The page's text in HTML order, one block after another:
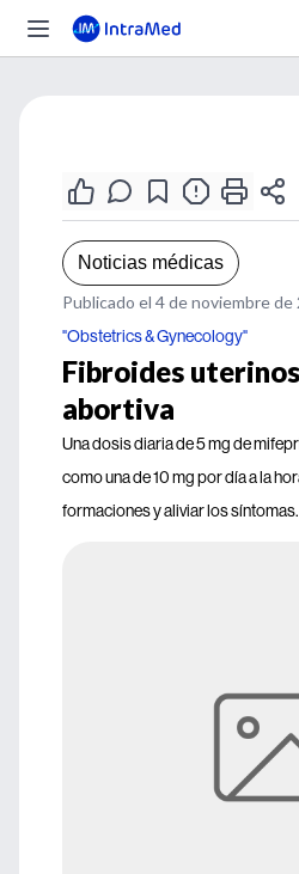
Noticias médicas
Publicado el 4 de noviembre de
"Obstetrics & Gynecology"
Fibroides
abortiva
Una dosis diaria de 5 mg de
como una de 10 mg por día a la
formaciones y aliviar los síntomas.